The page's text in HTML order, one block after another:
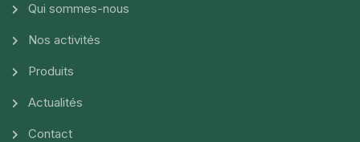
Qui sommes-nous
Nos activités
Produits
Actualités
Contact